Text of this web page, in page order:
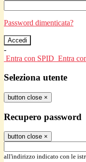
Password dimenticata?
-
Entra con SPID Entra
Seleziona utente
button close ×
Recupero password
button close ×
all'indirizzo indicato con le